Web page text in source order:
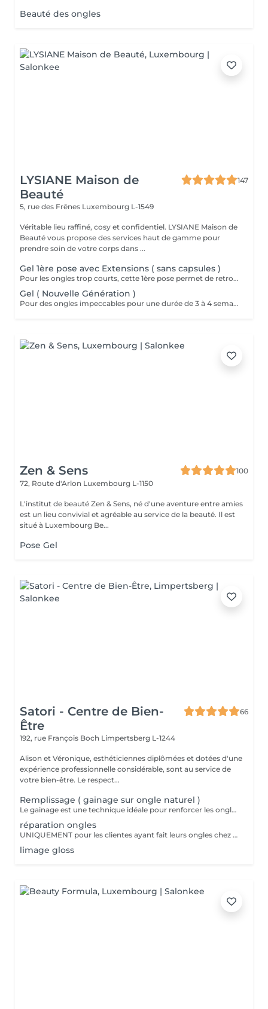
Beauté des ongles
LYSIANE Maison de
Beauté
147
5, rue des Frênes Luxembourg L-1549
Véritable lieu raffiné, cosy et confidentiel. LYSIANE Maison de
Beauté vous propose des services haut de gamme pour
prendre soin de votre corps dans ...
Gel 1ère pose avec Extensions ( sans capsules )
Pour les ongles trop courts, cette 1ère pose permet de retrouver une longueur normale et naturelle. Extension des ongles avec un gel à base de fibres de soie et d'un papier forme. Nous n'utilisons ni colle ni capsules en plastiques.
Gel ( Nouvelle Génération )
Pour des ongles impeccables pour une durée de 3 à 4 semaines, optez pour le gel. Nous respectons la santé de l'ongle naturel et nous veillons à faire très attention lors de la préparation et surtout du retrait du gel lors des remplissages. Nous utilisons des gels nouvelle génération auto égalisants. Lysiane, véritable professionnelle de l'onglerie, vous réconciliera avec les idées préconcues sur cette méthode. Le polissage se fait entre 10 et 15 jours max après le dernier remplissage pour une retouche avant le prochain. En aucun cas nous ne pouvons faire 2 polissage de suite. Et si nous trouvons que les ongles ont trop repoussés, nous ferons un remplissage afin de ne pas fragiliser vos ongles. Le polissage est un dépannage entre 2 rdv remplissages à faire exceptionnellement. Nous recommandons toujours le remplissage toutes les 3 semaines.
Zen & Sens
100
72, Route d'Arlon Luxembourg L-1150
L'institut de beauté Zen & Sens, né d'une aventure entre amies
est un lieu convivial et agréable au service de la beauté. Il est
situé à Luxembourg Be...
Pose Gel
Satori - Centre de Bien-
Être
66
192, rue François Boch Limpertsberg L-1244
Alison et Véronique, esthéticiennes diplômées et dotées d'une
expérience professionnelle considérable, sont au service de
votre bien-être. Le respect...
Remplissage ( gainage sur ongle naturel )
Le gainage est une technique idéale pour renforcer les ongles naturels tout en conservant un aspect élégant et naturel. Grâce à l'application d'une base renforcée ainsi qu'un gel adapté en technique sans limage votre ongle est protégé contre la casse et peut pousser plus facilement. La finition peut être nude, colorée ou french selon votre choix. Cette technique convient parfaitement aux personnes ayant des ongles normaux, fragiles, fins, mous ou cassants sans ajout de longueur.
réparation ongles
UNIQUEMENT pour les clientes ayant fait leurs ongles chez nous.
limage gloss